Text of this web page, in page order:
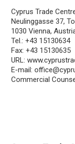
Cyprus Trade
Neulinggasse 37,
1030 Vienna,
Tel.: +43 15130634
Fax: +43 15130635
URL:
E-mail:
Commercial